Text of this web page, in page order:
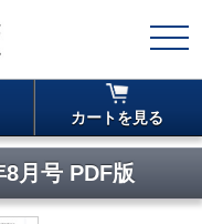
カートを見る
月号 PDF版